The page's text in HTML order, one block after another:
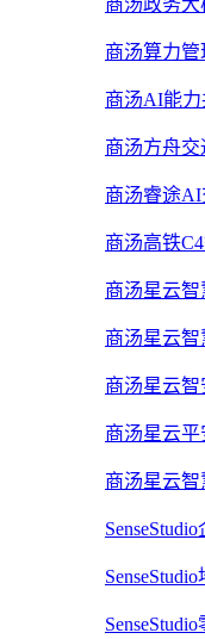
商汤政务
商汤算力管
商汤AI能
商汤方舟
商汤睿途AI
商汤高铁
商汤星云
商汤星云
商汤星云
商汤星云
商汤星云